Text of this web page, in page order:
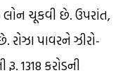
લોન ચૂકવી છે. ઉપરાંત,
રોઝા પાવરને ઝીરો-
1318 કરોડની